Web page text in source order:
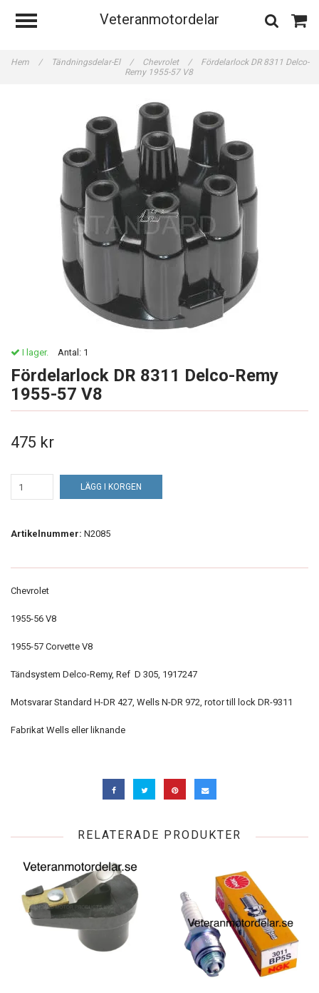
Veteranmotordelar
Hem / Tändningsdelar-El / Chevrolet /
Fördelarlock DR 8311 Delco-
Remy 1955-57 V8
I lager. Antal: 1
Fördelarlock DR 8311 Delco-Remy
1955-57 V8
475 kr
LÄGG I KORGEN
Artikelnummer: N2085
Chevrolet
1955-56 V8
1955-57 Corvette V8
Tändsystem Delco-Remy, Ref D 305, 1917247
Motsvarar Standard H-DR 427, Wells N-DR 972, rotor till lock DR-9311
Fabrikat Wells eller liknande
RELATERADE PRODUKTER